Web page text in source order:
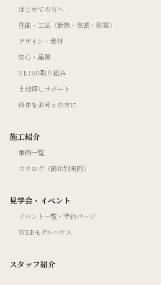
はじめての方へ
性能・工法（断熱・気密・耐震）
デザイン・素材
安心・品質
ZEHの取り組み
土地探しサポート
移住をお考えの方に
施工紹介
事例一覧
カタログ（部位別実例）
見学会・イベント
イベント一覧・予約ページ
WEBモデルハウス
スタッフ紹介